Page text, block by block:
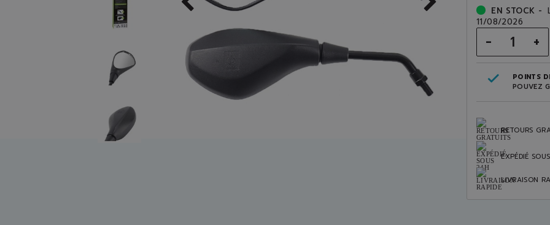
EN STOCK -
11/08/2026
- +
POINTS
POUVEZ
RETOURS
EXPÉDIÉ
LIVRAISON